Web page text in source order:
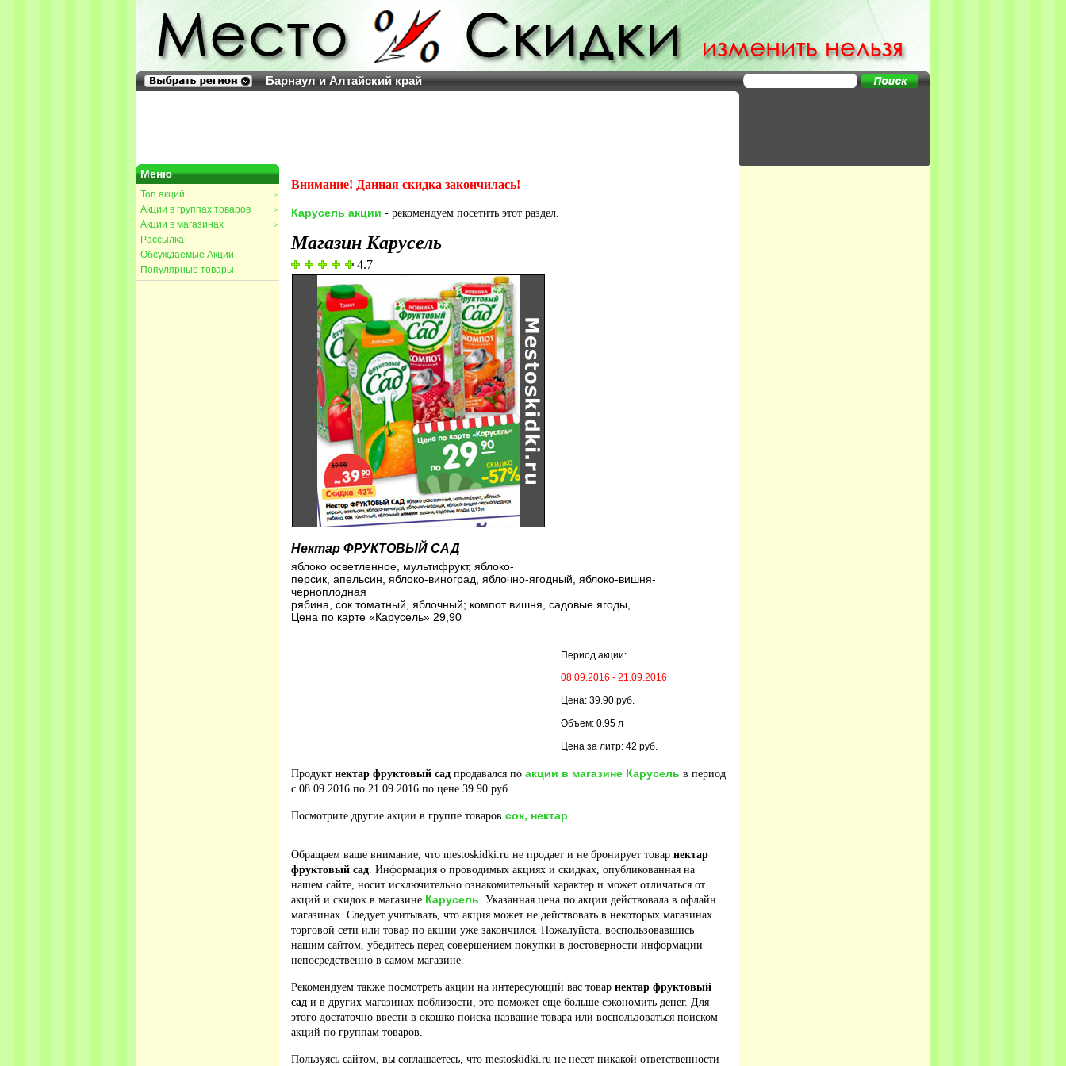
Барнаул и Алтайский край
Меню
>
Топ акций
>
Акции в группах товаров
>
Акции в магазинах
Рассылка
Обсуждаемые Акции
Популярные товары
Внимание! Данная скидка закончилась!
Карусель акции - рекомендуем посетить этот раздел.
Магазин Карусель
4.7
Нектар ФРУКТОВЫЙ САД
яблоко осветленное, мультифрукт, яблоко-
персик, апельсин, яблоко-виноград, яблочно-ягодный, яблоко-вишня-
черноплодная
рябина, сок томатный, яблочный; компот вишня, садовые ягоды,
Цена по карте «Карусель» 29,90
Период акции:
08.09.2016 - 21.09.2016
Цена: 39.90 руб.
Объем: 0.95 л
Цена за литр: 42 руб.
Продукт нектар фруктовый сад продавался по акции в магазине Карусель в период
с 08.09.2016 по 21.09.2016 по цене 39.90 руб.
Посмотрите другие акции в группе товаров сок, нектар
Обращаем ваше внимание, что mestoskidki.ru не продает и не бронирует товар нектар
фруктовый сад. Информация о проводимых акциях и скидках, опубликованная на
нашем сайте, носит исключительно ознакомительный характер и может отличаться от
акций и скидок в магазине Карусель. Указанная цена по акции действовала в офлайн
магазинах. Следует учитывать, что акция может не действовать в некоторых магазинах
торговой сети или товар по акции уже закончился. Пожалуйста, воспользовавшись
нашим сайтом, убедитесь перед совершением покупки в достоверности информации
непосредственно в самом магазине.
Рекомендуем также посмотреть акции на интересующий вас товар нектар фруктовый
сад и в других магазинах поблизости, это поможет еще больше сэкономить денег. Для
этого достаточно ввести в окошко поиска название товара или воспользоваться поиском
акций по группам товаров.
Пользуясь сайтом, вы соглашаетесь, что mestoskidki.ru не несет никакой ответственности